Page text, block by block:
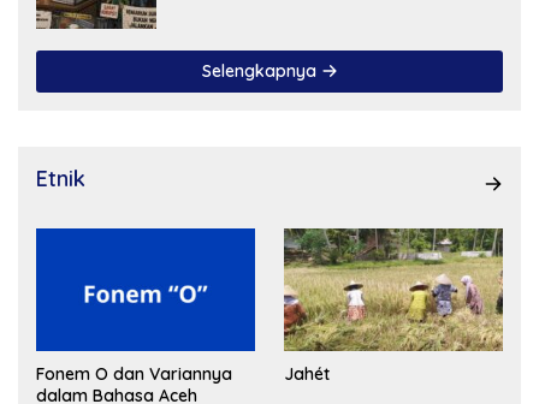
Selengkapnya
Etnik
Fonem O dan Variannya
dalam Bahasa Aceh
Jahét